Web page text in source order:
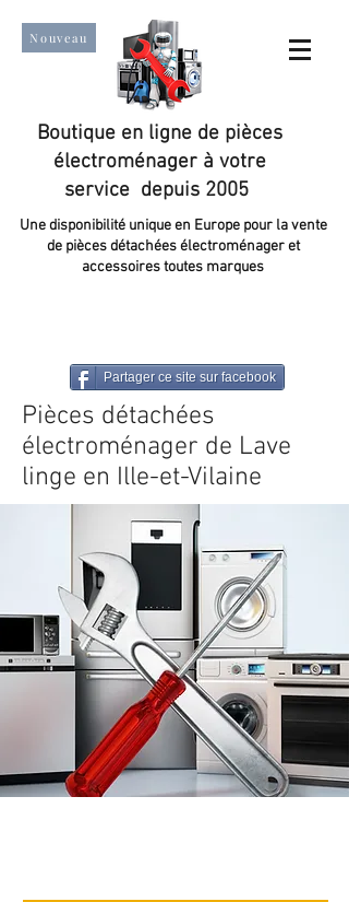
Nouveau
Boutique en ligne de pièces
électroménager à votre
service depuis 2005
Une disponibilité unique en Europe pour la vente
de pièces détachées électroménager et
accessoires toutes marques
Partager ce site sur facebook
Pièces détachées
électroménager de Lave
linge en Ille-et-Vilaine